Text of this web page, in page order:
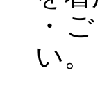
・
い。